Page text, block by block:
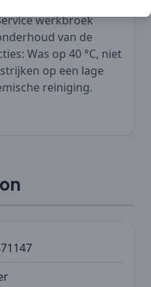
werkbroek
van de
Was op 40 °C, niet
op een lage
reiniging.